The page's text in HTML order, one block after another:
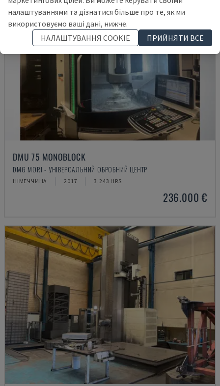
DMU 75 MONOBLOCK
DMG MORI - УНІВЕРСАЛЬНИЙ ОБРОБНИЙ ЦЕНТР
НІМЕЧЧИНА 2017 3.243 HRS
236.000 €
налаштуваннями та дізнатися більше про те, як ми
використовуємо ваші дані, нижче.
НАЛАШТУВАННЯ COOKIE
ПРИЙНЯТИ ВСЕ